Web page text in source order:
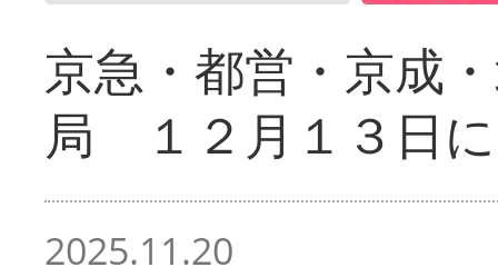
京急・都営・京成
局 １２月１３日
2025.11.20